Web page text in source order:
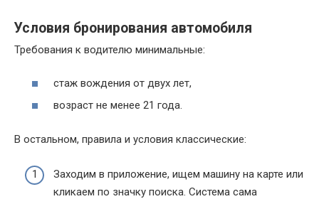
Условия бронирования автомобиля
Требования к водителю минимальные:
стаж вождения от двух лет,
возраст не менее 21 года.
В остальном, правила и условия классические:
Заходим в приложение, ищем машину на карте или
кликаем по значку поиска. Система сама